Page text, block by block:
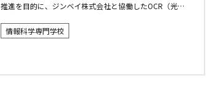
推進を目的に、ジンベイ株式会社と協働したOCR（光学
タートアップ...
情報科学専門学校